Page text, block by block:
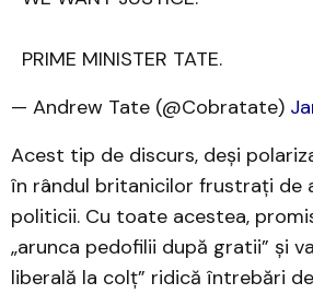
PRIME MINISTER TATE.
— Andrew Tate (@Cobratate)
Acest tip de discurs, deși
în rândul britanicilor frustrați de
politicii. Cu toate acestea,
„arunca pedofilii după gratii” și
liberală la colț” ridică întrebări